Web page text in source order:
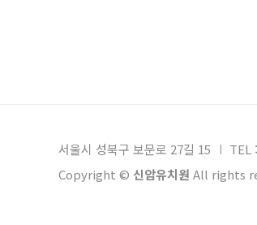
서울시 성북구 보문로 27길 15 TEL
Copyright © 신암유치원 All rights